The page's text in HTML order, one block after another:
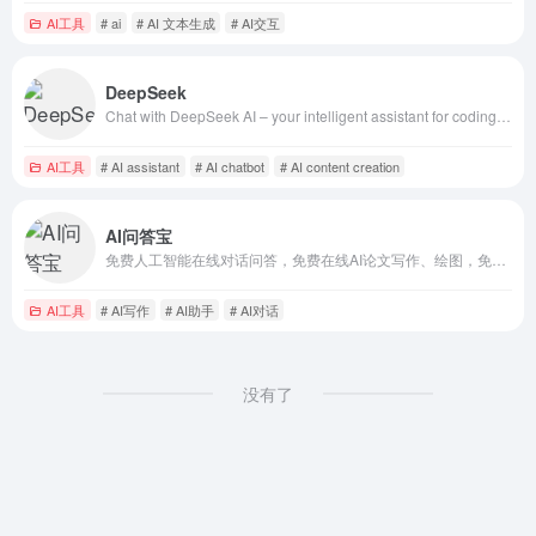
AI工具 # ai # AI 文本生成 # AI交互
DeepSeek
AI工具 # AI assistant # AI chatbot # AI content creation
AI问答宝
AI工具 # AI写作 # AI助手 # AI对话
没有了